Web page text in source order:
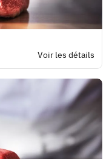
Voir les détails